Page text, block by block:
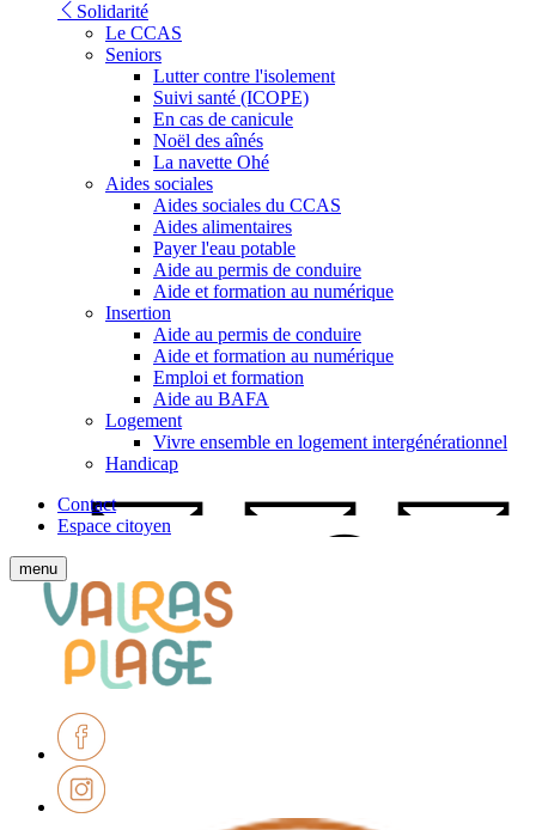
Solidarité
Le CCAS
Seniors
Lutter contre l'isolement
Suivi santé (ICOPE)
En cas de canicule
Noël des aînés
La navette Ohé
Aides sociales
Aides sociales du CCAS
Aides alimentaires
Payer l'eau potable
Aide au permis de conduire
Aide et formation au numérique
Insertion
Aide au permis de conduire
Aide et formation au numérique
Emploi et formation
Aide au BAFA
Logement
Vivre ensemble en logement intergénérationnel
Handicap
Contact
Espace citoyen
Afficher
le
menu
mobile
menu